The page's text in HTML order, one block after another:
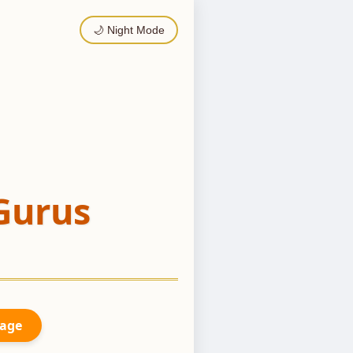
🌙 Night Mode